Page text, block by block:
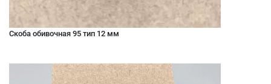
Скоба обивочная 95 тип 12 мм